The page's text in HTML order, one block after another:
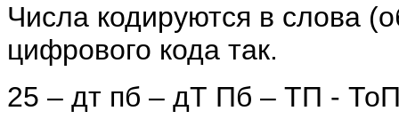
Числа кодируются в слова
цифрового кода так.
25 – дт пб – дТ Пб – ТП -